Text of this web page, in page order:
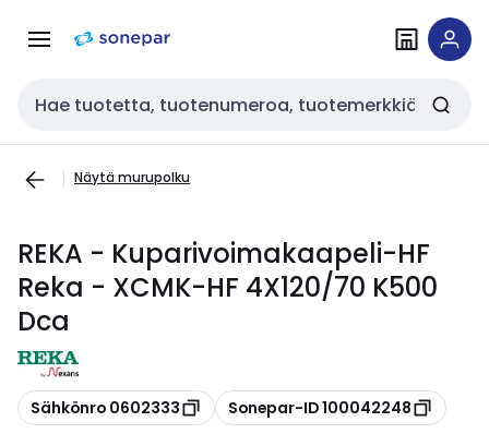
navigointiinsisältöön
Haku
Näytä murupolku
REKA - Kuparivoimakaapeli-HF
Reka - XCMK-HF 4X120/70 K500
Dca
Kopioi
Sähkönro 0602333 Kopioi
Sonepar-ID 100042248